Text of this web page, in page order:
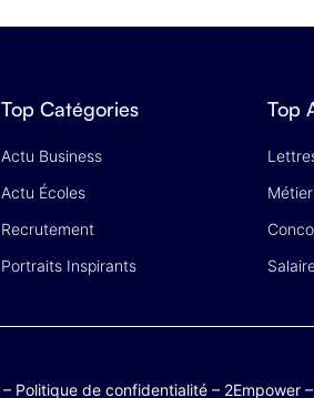
Top Catégories
Actu Business
Actu Écoles
Recrutement
Portraits Inspirants
Top
– Politique de confidentialité – 2Empower –